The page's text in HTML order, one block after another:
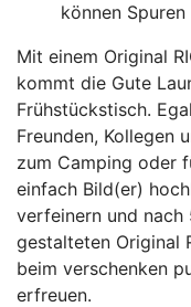
können
Mit einem Original
kommt die Gute
Frühstückstisch.
Freunden, Kollegen
zum Camping oder
einfach Bild(er)
verfeinern und nach
gestalteten Original
beim verschenken
erfreuen.